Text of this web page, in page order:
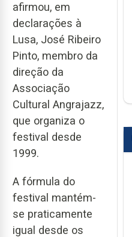
afirmou, em
declarações à
Lusa, José Ribeiro
Pinto, membro da
direção da
Associação
Cultural Angrajazz,
que organiza o
festival desde
1999.
A fórmula do
festival mantém-
se praticamente
igual desde os